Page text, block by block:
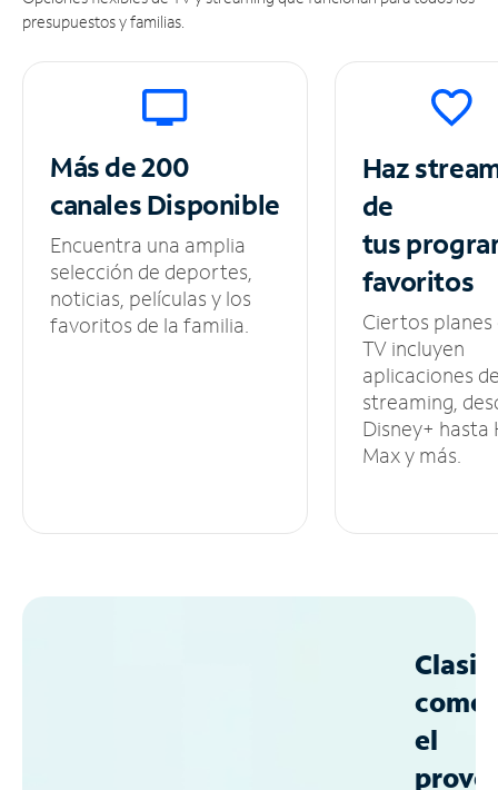
presupuestos y familias.
Más de 200
canalesDisponible
Encuentra una amplia
selección de deportes,
noticias, películas y los
favoritos de la familia.
Haz
de
tus
favoritos
Ciertos planes
TV incluyen
aplicaciones
streaming,
Disney+ hasta
Max y más.
como
el